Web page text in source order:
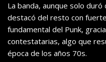
La banda, aunque solo
destacó del resto con
fundamental del Punk,
contestatarias, algo que
época de los años 70s.